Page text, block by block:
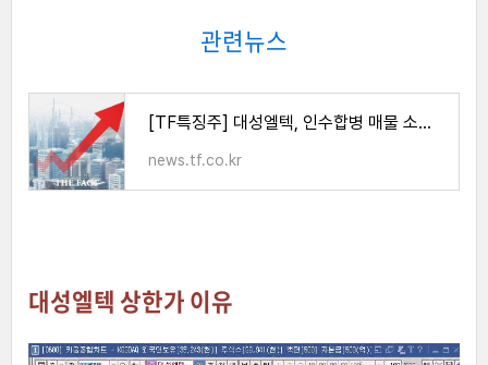
관련뉴스
[TF특징주] 대성엘텍, 인수합병 매물 소식에 '급등'
news.tf.co.kr
대성엘텍 상한가 이유